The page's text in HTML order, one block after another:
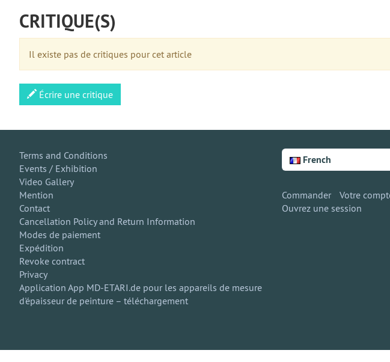
CRITIQUE(S)
Il existe pas de critiques pour cet article
Écrire une critique
Terms and Conditions
Events / Exhibition
Video Gallery
Mention
Contact
Cancellation Policy and Return Information
Modes de paiement
Expédition
Revoke contract
Privacy
Application App MD-ETARI.de pour les appareils de mesure
d'épaisseur de peinture – téléchargement
French
Commander
Votre
Ouvrez une session